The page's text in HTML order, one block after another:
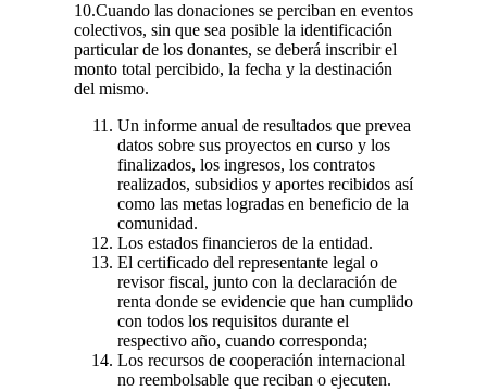
10.Cuando las donaciones se perciban en eventos
colectivos, sin que sea posible la identificación
particular de los donantes, se deberá inscribir el
monto total percibido, la fecha y la destinación
del mismo.
Un informe anual de resultados que prevea
datos sobre sus proyectos en curso y los
finalizados, los ingresos, los contratos
realizados, subsidios y aportes recibidos así
como las metas logradas en beneficio de la
comunidad.
Los estados financieros de la entidad.
El certificado del representante legal o
revisor fiscal, junto con la declaración de
renta donde se evidencie que han cumplido
con todos los requisitos durante el
respectivo año, cuando corresponda;
Los recursos de cooperación internacional
no reembolsable que reciban o ejecuten.